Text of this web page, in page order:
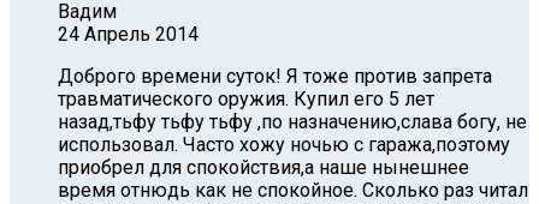
Вадим
24 Апрель 2014
Доброго времени суток! Я тоже против запрета
травматического оружия. Купил его 5 лет
назад,тьфу тьфу тьфу ,по назначению,слава богу, не
использовал. Часто хожу ночью с гаража,поэтому
приобрел для спокойствия,а наше нынешнее
время отнюдь как не спокойное. Сколько раз читал